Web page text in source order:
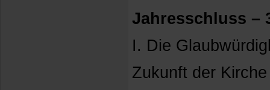
Jahresschluss –
I. Die
Zukunft der